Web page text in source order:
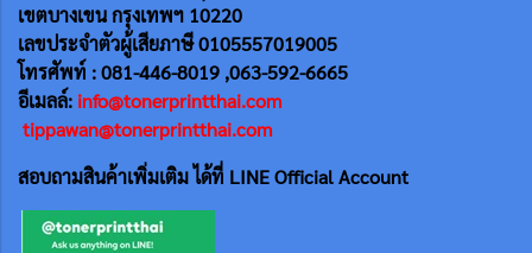
เขตบางเขน กรุงเทพฯ 10220
เลขประจำตัวผู้เสียภาษี 0105557019005
โทรศัพท์ : 081-446-8019 ,063-592-6665
อีเมลล์: info@tonerprintthai.com
tippawan@tonerprintthai.com
สอบถามสินค้าเพิ่มเติม ได้ที่ LINE Official Account